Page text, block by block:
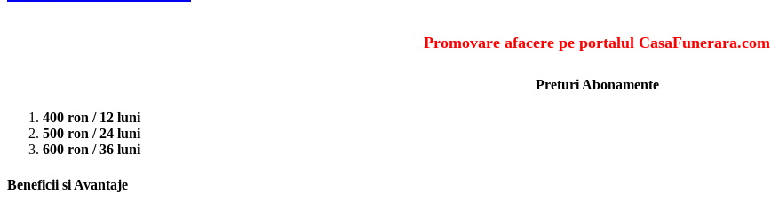
Promovare afacere pe portalul CasaFunerara.com
Preturi Abonamente
400 ron / 12 luni
500 ron / 24 luni
600 ron / 36 luni
Beneficii si Avantaje